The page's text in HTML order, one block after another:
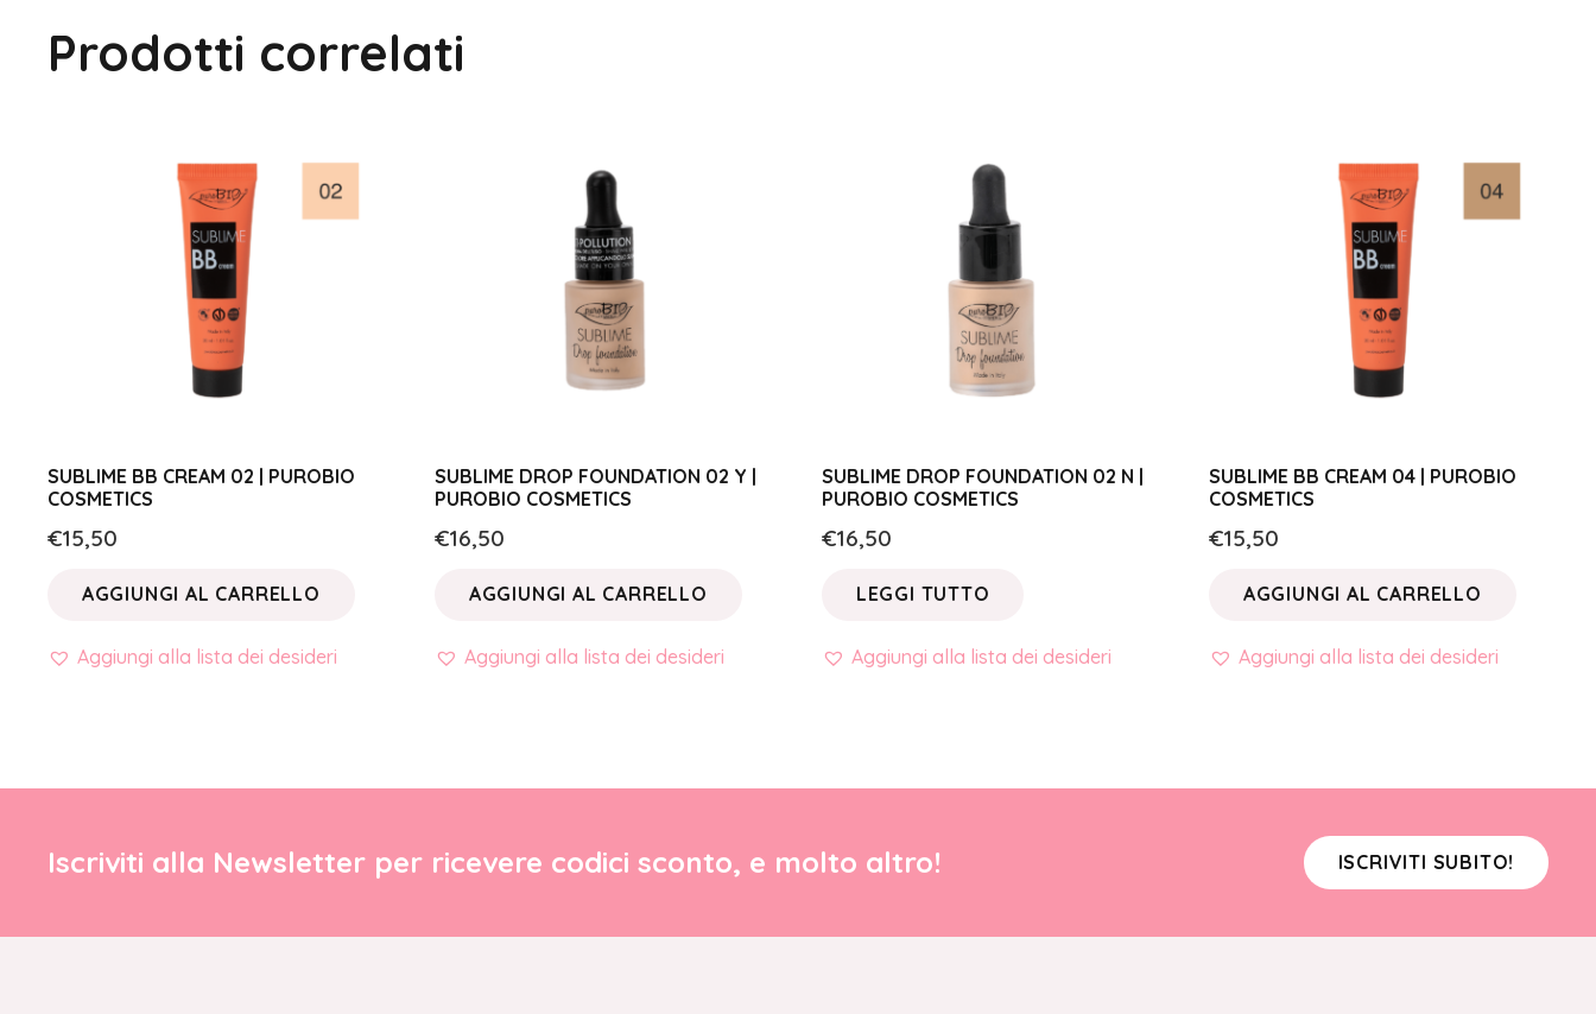
Prodotti correlati
SUBLIME BB CREAM 02 | PUROBIO
COSMETICS
€15,50
AGGIUNGI AL CARRELLO
Aggiungi alla lista dei desideri
SUBLIME DROP FOUNDATION 02 Y |
PUROBIO COSMETICS
€16,50
AGGIUNGI AL CARRELLO
Aggiungi alla lista dei desideri
SUBLIME DROP FOUNDATION 02 N |
PUROBIO COSMETICS
€16,50
LEGGI TUTTO
Aggiungi alla lista dei desideri
SUBLIME BB CREAM 04 | PUROBIO
COSMETICS
€15,50
AGGIUNGI AL CARRELLO
Aggiungi alla lista dei desideri
Iscriviti alla Newsletter per ricevere codici sconto, e molto altro! ISCRIVITI SUBITO!